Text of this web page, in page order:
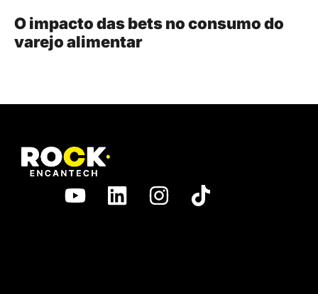
O impacto das bets no consumo do
varejo alimentar